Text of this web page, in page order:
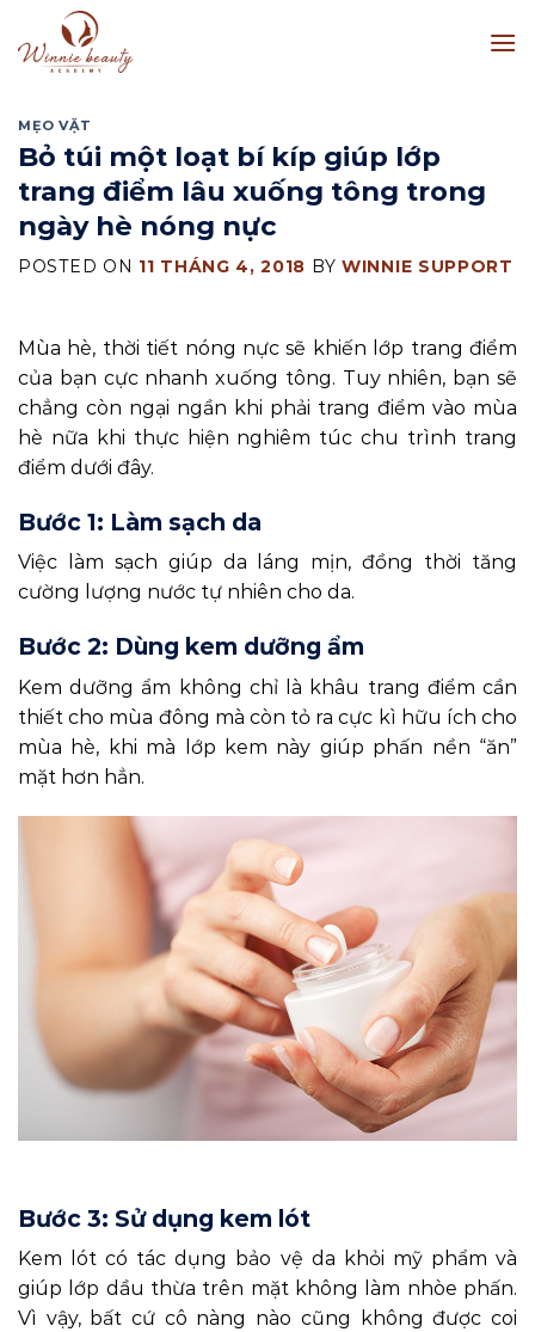
to
content
MẸO VẶT
Bỏ túi một loạt bí kíp giúp lớp
trang điểm lâu xuống tông trong
ngày hè nóng nực
POSTED ON 11 THÁNG 4, 2018 BYWINNIE SUPPORT
Mùa hè, thời tiết nóng nực sẽ khiến lớp trang điểm
của bạn cực nhanh xuống tông. Tuy nhiên, bạn sẽ
chẳng còn ngại ngần khi phải trang điểm vào mùa
hè nữa khi thực hiện nghiêm túc chu trình trang
điểm dưới đây.
Bước 1: Làm sạch da
Việc làm sạch giúp da láng mịn, đồng thời tăng
cường lượng nước tự nhiên cho da.
Bước 2: Dùng kem dưỡng ẩm
Kem dưỡng ẩm không chỉ là khâu trang điểm cần
thiết cho mùa đông mà còn tỏ ra cực kì hữu ích cho
mùa hè, khi mà lớp kem này giúp phấn nền “ăn”
mặt hơn hẳn.
Bước 3: Sử dụng kem lót
Kem lót có tác dụng bảo vệ da khỏi mỹ phẩm và
giúp lớp dầu thừa trên mặt không làm nhòe phấn.
Vì vậy, bất cứ cô nàng nào cũng không được coi